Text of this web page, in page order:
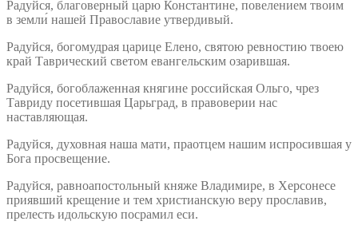
Радуйся, благоверный царю Константине, повелением твоим
в земли́ нашей Православие утвердивый.
Радуйся, богомудрая царице Елено, святою ревностию твоею
край Таврический светом евангельским озарившая.
Радуйся, богоблаженная княгине российская Ольго, чрез
Тавриду посетившая Царьград, в правоверии нас
наставляющая.
Радуйся, духовная наша мати, праотцем нашим испросившая у
Бога просвещение.
Радуйся, равноапостольный княже Владимире, в Херсонесе
приявший крещение и тем христианскую веру прославив,
прелесть идольскую посрамил еси.